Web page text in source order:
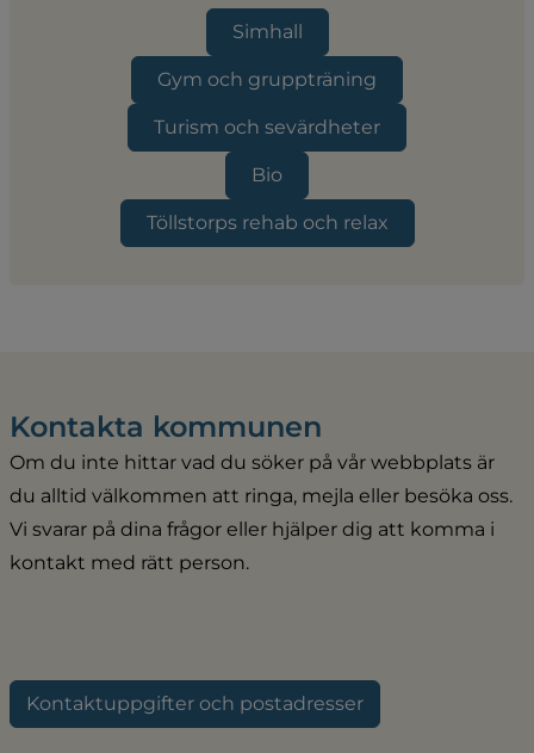
Simhall
Gym och gruppträning
Turism och sevärdheter
Bio
Töllstorps rehab och relax
Kontakta kommunen
Om du inte hittar vad du söker på vår webbplats är
du alltid välkommen att ringa, mejla eller besöka oss.
Vi svarar på dina frågor eller hjälper dig att komma i
kontakt med rätt person.
Kontaktuppgifter och postadresser